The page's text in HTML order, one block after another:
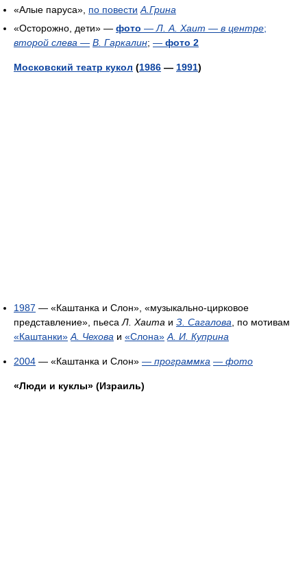
«Алые паруса», по повести А.Грина
«Осторожно, дети» — фото — Л. А. Хаит — в центре;
второй слева — В. Гаркалин; — фото 2
Московский театр кукол (1986 — 1991)
1987 — «Каштанка и Слон», «музыкально-цирковое
представление», пьеса Л. Хаита и З. Сагалова , по мотивам
«Каштанки» А. Чехова и «Слона» А. И. Куприна
2004 — «Каштанка и Слон» — программка — фото
«Люди и куклы» (Израиль)